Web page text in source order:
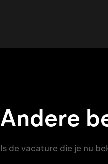
Andere
Is de vacature die je nu